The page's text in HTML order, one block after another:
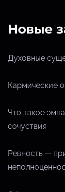
Новые
Духовные
Кармические
Что такое
сочуствия
Ревность —